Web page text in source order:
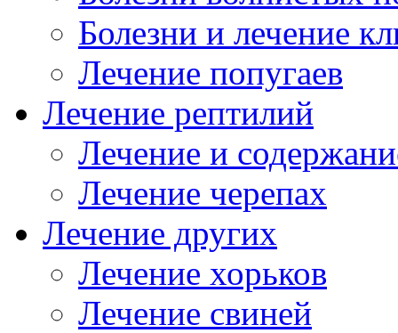
Болезни и лечение
Лечение попугаев
Лечение рептилий
Лечение и
Лечение черепах
Лечение других
Лечение хорьков
Лечение свиней